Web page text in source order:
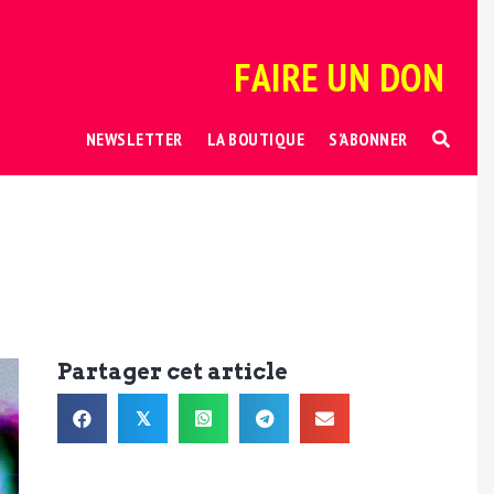
FAIRE UN DON
NEWSLETTER LA BOUTIQUE S’ABONNER
Partager cet article
𝕏